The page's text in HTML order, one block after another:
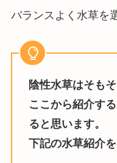
バランスよく水草を
陰性水草はそも
ここから紹介す
ると思います。
下記の水草紹介